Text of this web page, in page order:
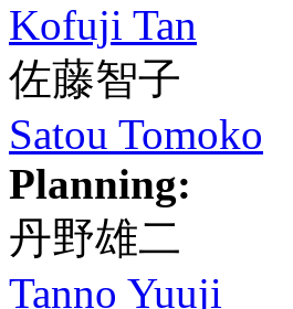
Kofuji Tan
佐藤智子
Satou Tomoko
Planning:
丹野雄二
Tanno Yuuji